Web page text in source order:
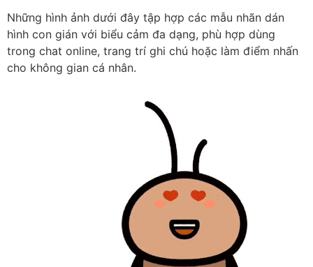
Những hình ảnh dưới đây tập hợp các mẫu nhãn dán
hình con gián với biểu cảm đa dạng, phù hợp dùng
trong chat online, trang trí ghi chú hoặc làm điểm nhấn
cho không gian cá nhân.